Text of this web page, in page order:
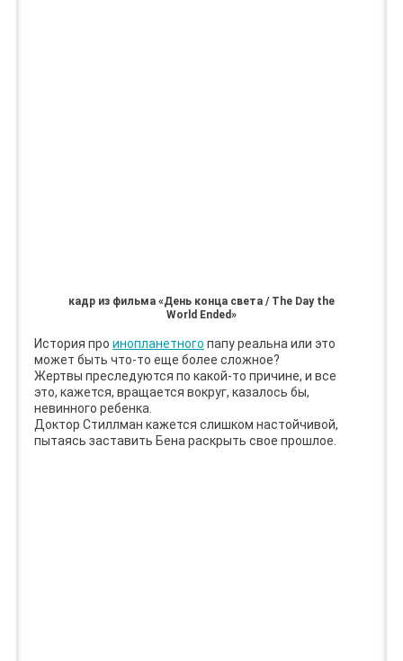
кадр из фильма «День конца света / The Day the
World Ended»
История про инопланетного папу реальна или это
может быть что-то еще более сложное?
Жертвы преследуются по какой-то причине, и все
это, кажется, вращается вокруг, казалось бы,
невинного ребенка.
Доктор Стиллман кажется слишком настойчивой,
пытаясь заставить Бена раскрыть свое прошлое.